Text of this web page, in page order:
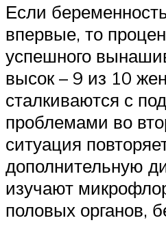
Если
впервые, то
успешного
высок – 9 из 10
сталкиваются с
проблемами во
ситуация
дополнительную
изучают
половых органов,